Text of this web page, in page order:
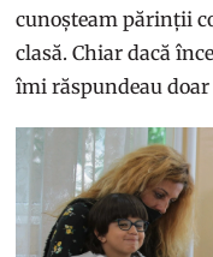
cunoșteam părinții
clasă. Chiar dacă
îmi răspundeau doar